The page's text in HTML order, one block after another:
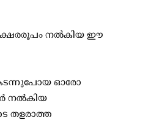
നൽകിയ ഈ
കടന്നുപോയ ഓരോ
നൽകിയ
തളരാത്ത